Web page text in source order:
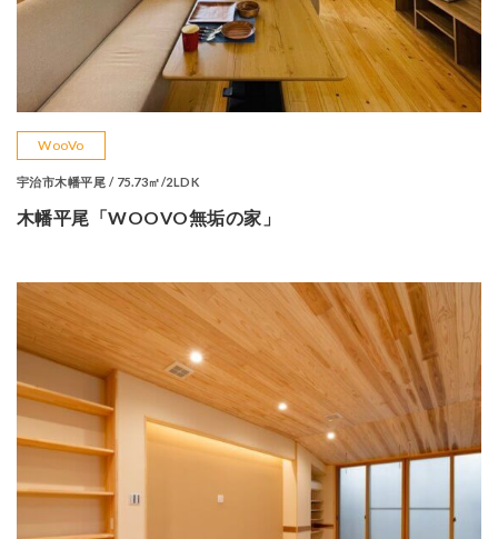
WooVo
宇治市木幡平尾 / 75.73㎡/2LDK
木幡平尾「WOOVO無垢の家」